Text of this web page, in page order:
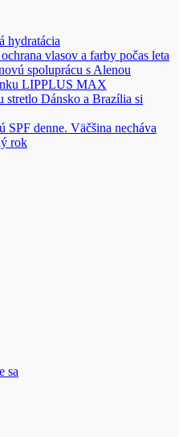
hydratácia
vlasov a farby počas leta
spoluprácu s Alenou
LIPPLUS MAX
stretlo Dánsko a Brazília si
denne. Väčšina necháva
rok
sa